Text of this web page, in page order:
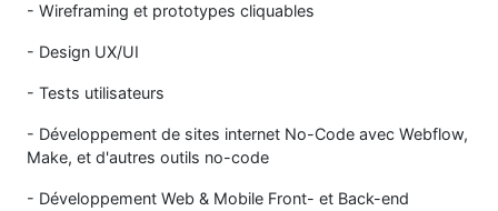
- Wireframing et prototypes cliquables
- Design UX/UI
- Tests utilisateurs
- Développement de sites internet No-Code avec Webflow,
Make, et d'autres outils no-code
- Développement Web & Mobile Front- et Back-end